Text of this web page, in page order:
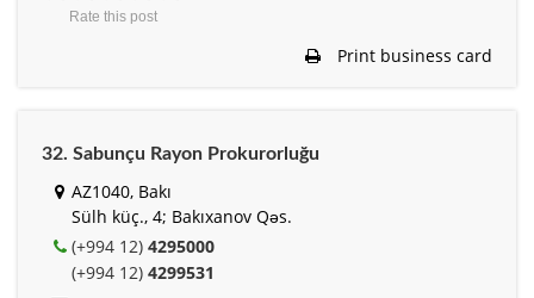
Rate this post
Print business card
32. Sabunçu Rayon Prokurorluğu
AZ1040, Bakı
Sülh küç., 4; Bakıxanov Qəs.
(+994 12) 4295000
(+994 12) 4299531